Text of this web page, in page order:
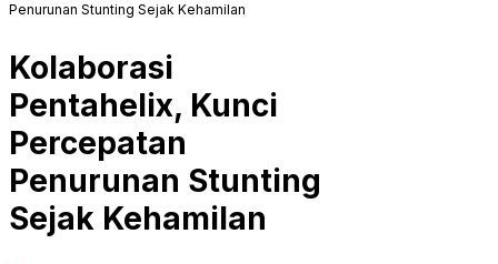
Penurunan Stunting Sejak Kehamilan
Kolaborasi
Pentahelix, Kunci
Percepatan
Penurunan Stunting
Sejak Kehamilan